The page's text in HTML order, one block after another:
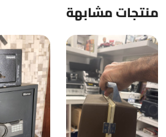
منتجات مشابهة